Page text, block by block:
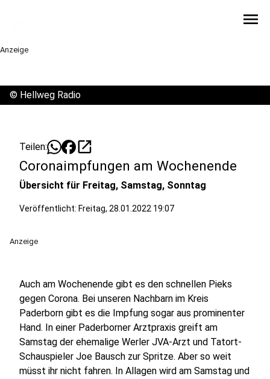
menu
Anzeige
© Hellweg Radio
Teilen: open_in_new
Coronaimpfungen am Wochenende
Übersicht für Freitag, Samstag, Sonntag
Veröffentlicht: Freitag, 28.01.2022 19:07
Anzeige
Auch am Wochenende gibt es den schnellen Pieks
gegen Corona. Bei unseren Nachbarn im Kreis
Paderborn gibt es die Impfung sogar aus prominenter
Hand. In einer Paderborner Arztpraxis greift am
Samstag der ehemalige Werler JVA-Arzt und Tatort-
Schauspieler Joe Bausch zur Spritze. Aber so weit
müsst ihr nicht fahren. In Allagen wird am Samstag und